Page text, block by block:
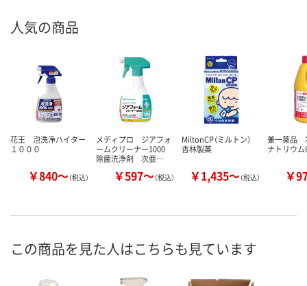
人気の商品
花王 泡洗浄ハイター
１０００
￥840～（税込）
メディプロ ジアフォ
ームクリーナー1000
除菌洗浄剤 次亜…
￥597～（税込）
MiltonCP（ミルトン）
杏林製薬
￥1,435～（税込）
兼一薬品
ナトリウム
￥
この商品を見た人はこちらも見ています